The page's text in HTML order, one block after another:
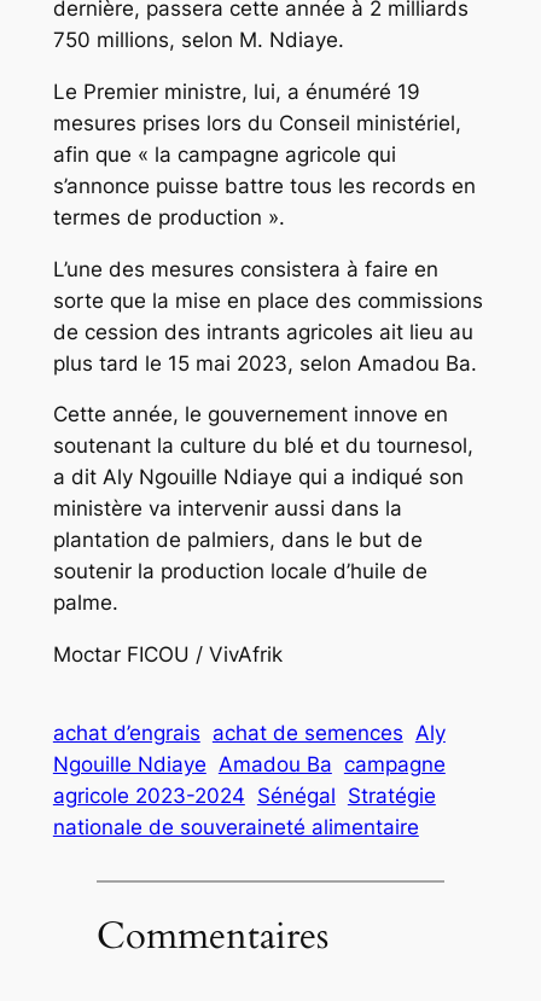
dernière, passera cette année à 2 milliards
750 millions, selon M. Ndiaye.
Le Premier ministre, lui, a énuméré 19
mesures prises lors du Conseil ministériel,
afin que « la campagne agricole qui
s’annonce puisse battre tous les records en
termes de production ».
L’une des mesures consistera à faire en
sorte que la mise en place des commissions
de cession des intrants agricoles ait lieu au
plus tard le 15 mai 2023, selon Amadou Ba.
Cette année, le gouvernement innove en
soutenant la culture du blé et du tournesol,
a dit Aly Ngouille Ndiaye qui a indiqué son
ministère va intervenir aussi dans la
plantation de palmiers, dans le but de
soutenir la production locale d’huile de
palme.
Moctar FICOU / VivAfrik
achat d’engrais achat de semences Aly
Ngouille Ndiaye Amadou Ba campagne
agricole 2023-2024 Sénégal Stratégie
nationale de souveraineté alimentaire
Commentaires